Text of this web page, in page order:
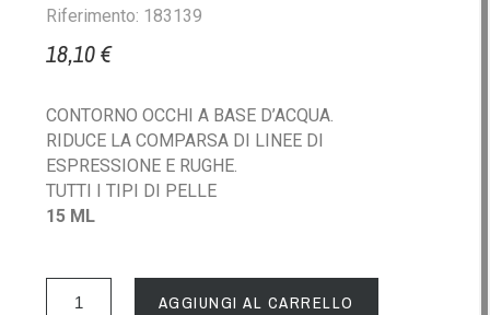
Riferimento: 183139
18,10 €
CONTORNO OCCHI A BASE D’ACQUA.
RIDUCE LA COMPARSA DI LINEE DI
ESPRESSIONE E RUGHE.
TUTTI I TIPI DI PELLE
15 ML
AGGIUNGI AL CARRELLO